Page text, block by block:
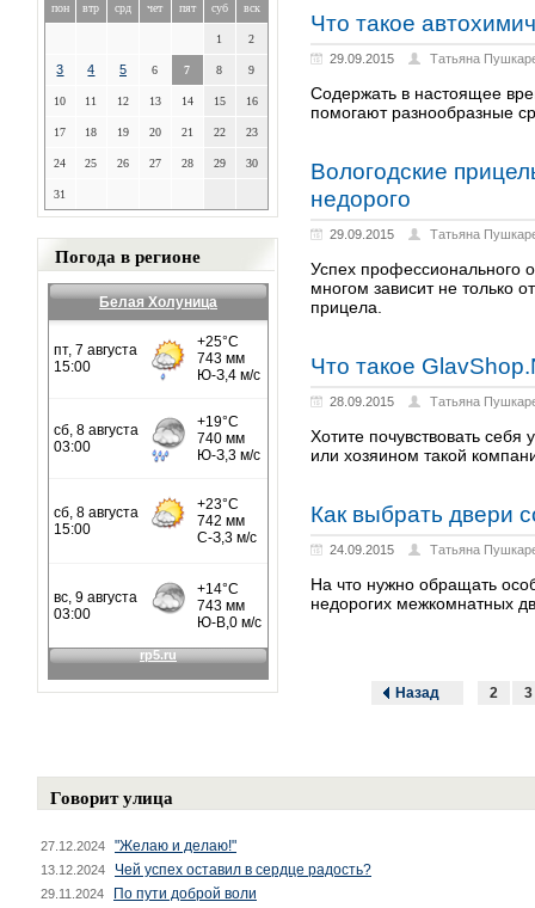
пон втр срд чет пят суб вск
1 2
3 4 5 6 7 8 9
10 11 12 13 14 15 16
17 18 19 20 21 22 23
24 25 26 27 28 29 30
31
Погода в регионе
Белая Холуница
Что такое
29.09.2015 Татьяна
Содержать в настоящее
помогают разнообразные
Вологодские
недорого
29.09.2015 Татьяна
Успех профессионального
многом зависит не только
прицела.
Что такое
28.09.2015 Татьяна
Хотите почувствовать
или хозяином такой
Как выбрать двери
24.09.2015 Татьяна
На что нужно обращать
недорогих межкомнатных
Назад 2 3
Говорит улица
27.12.2024 "Желаю и делаю!"
13.12.2024 Чей успех оставил в сердце радость?
29.11.2024 По пути доброй воли